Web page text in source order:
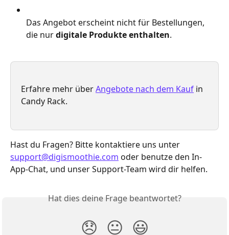
Das Angebot erscheint nicht für Bestellungen,
die nur digitale Produkte enthalten.
Erfahre mehr über Angebote nach dem Kauf in
Candy Rack.
Hast du Fragen? Bitte kontaktiere uns unter
support@digismoothie.com oder benutze den In-
App-Chat, und unser Support-Team wird dir helfen.
Hat dies deine Frage beantwortet?
😞 😐 😃